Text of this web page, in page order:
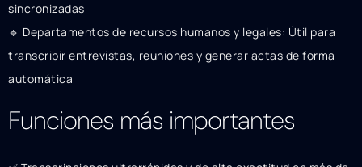
sincronizadas
🔹 Departamentos de recursos humanos y legales: Útil para
transcribir entrevistas, reuniones y generar actas de forma
automática
Funciones más importantes